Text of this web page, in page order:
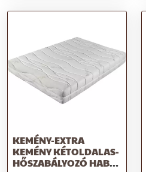
KEMÉNY-EXTRA
KEMÉNY KÉTOLDALAS-
HŐSZABÁLYOZÓ HAB